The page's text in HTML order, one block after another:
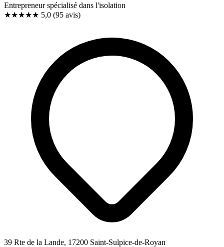
Entrepreneur spécialisé dans l'isolation
★★★★★ 5,0 (95 avis)
39 Rte de la Lande, 17200 Saint-Sulpice-de-Royan